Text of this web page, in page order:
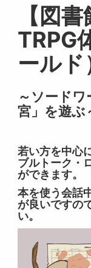
【図
TRPG
ールド
～ソード
宮」を遊ぶ
若い方を中心
ブルトーク・
ができます。
本を使う会話
が良いですの
い。